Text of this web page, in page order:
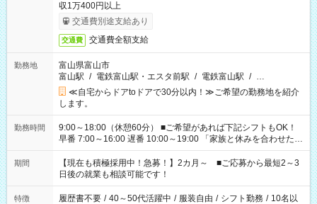
収1万400円以上
交通費別途支給あり
交通費 交通費全額支給
勤務地
富山県富山市
富山駅 / 電鉄富山駅・エスタ前駅 / 電鉄富山駅 / …
≪自宅からドアtoドアで30分以内！≫ご希望の勤務地を紹介
します。
勤務時間
9:00～18:00（休憩60分） ■ご希望があれば下記シフトもOK！
早番 7:00～16:00 遅番 10:00～19:00 「家族と休みを合わせた
い」 「余裕を持って夕飯の準備がしたい」 「できれば残業はし
たくない」 など、ご希望を教えてくださいね。 ※Wワーク希望
の方へ 今ご覧のお仕事で希望する勤務時間と、もう1つのお仕事
の勤務時間。 合計で週40時間を超える場合は応募できません。
期間
【現在も積極採用中！急募！】2カ月～ ■ご応募から最短2～3
日後の就業も相談可能です！
特徴 履歴書不要 / 40～50代活躍中 / 服装自由 / シフト勤務 / 10名以